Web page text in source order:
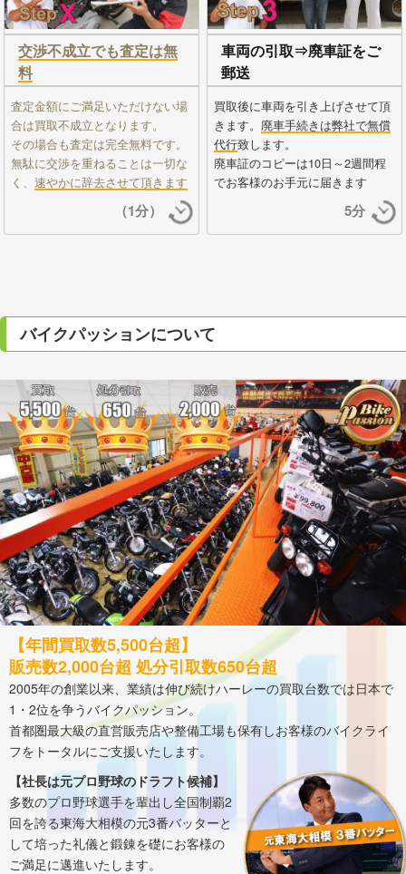
交渉不成立でも査定は無
料
査定金額にご満足いただけない場
合は買取不成立となります。
その場合も査定は完全無料です。
無駄に交渉を重ねることは一切な
く、 速やかに辞去させて頂きます
（1分）
車両の引取⇒廃車証をご
郵送
買取後に車両を引き上げさせて頂
きます。 廃車手続きは弊社で無償
代行致します。
廃車証のコピーは10日～2週間程
でお客様のお手元に届きます
5分
バイクパッションについて
【年間買取数5,500台超】
販売数2,000台超 処分引取数650台超
2005年の創業以来、業績は伸び続けハーレーの買取台数では日本で
1・2位を争うバイクパッション。
首都圏最大級の直営販売店や整備工場も保有しお客様のバイクライ
フをトータルにご支援いたします。
【社長は元プロ野球のドラフト候補】
多数のプロ野球選手を輩出し全国制覇2
回を誇る東海大相模の元3番バッターと
して培った礼儀と鍛錬を礎にお客様の
ご満足に邁進いたします。